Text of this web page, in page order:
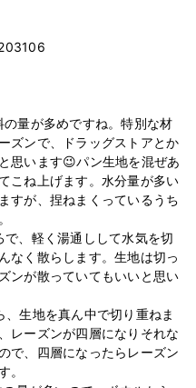
の量が多めですね。特別な材
ズンで、ドラッグストアとか
思います😉パン生地を混ぜあ
こね上げます。水分量が多い
すが、捏ねまくっているうち
で、軽く湯通しして水気を切
なく散らします。生地は切っ
ンが散っていてもいいと思い
、生地を真ん中で切り重ねま
レーズンが四層になりそれな
で、四層になったらレーズン
。